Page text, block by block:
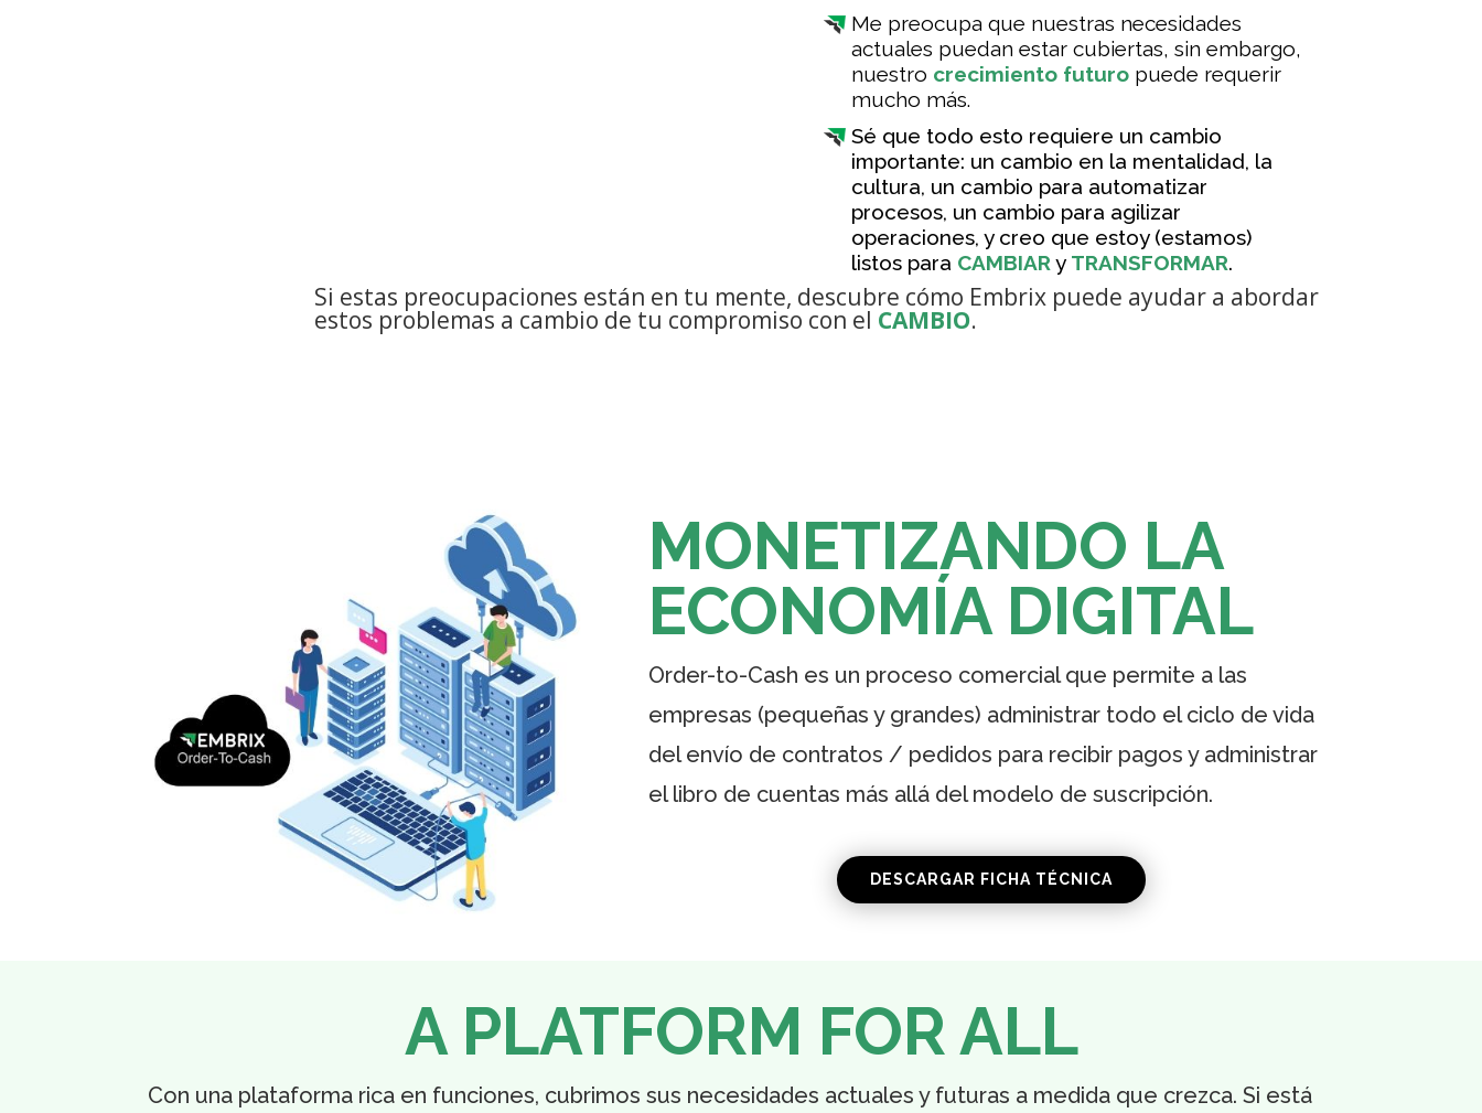
Me preocupa que nuestras necesidades
actuales puedan estar cubiertas, sin embargo,
nuestro crecimiento futuro puede requerir
mucho más.
Sé que todo esto requiere un cambio
importante: un cambio en la mentalidad, la
cultura, un cambio para automatizar
procesos, un cambio para agilizar
operaciones, y creo que estoy (estamos)
listos para CAMBIAR y TRANSFORMAR.
Si estas preocupaciones están en tu mente, descubre cómo Embrix puede ayudar a abordar
estos problemas a cambio de tu compromiso con el CAMBIO.
MONETIZANDO LA
ECONOMÍA DIGITAL
Order-to-Cash es un proceso comercial que permite a las
empresas (pequeñas y grandes) administrar todo el ciclo de vida
del envío de contratos / pedidos para recibir pagos y administrar
el libro de cuentas más allá del modelo de suscripción.
DESCARGAR FICHA TÉCNICA
A PLATFORM FOR ALL
Con una plataforma rica en funciones, cubrimos sus necesidades actuales y futuras a medida que crezca. Si está